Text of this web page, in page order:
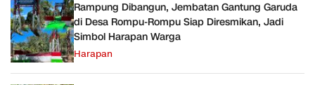
Rampung Dibangun, Jembatan Gantung Garuda
di Desa Rompu-Rompu Siap Diresmikan, Jadi
Simbol Harapan Warga
Harapan